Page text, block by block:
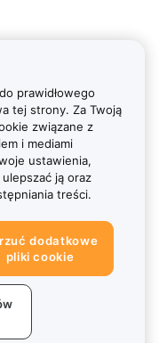
prawidłowego
tej strony. Za Twoją
związane z
i mediami
ustawienia,
ją oraz
treści.
dodatkowe
pliki cookie